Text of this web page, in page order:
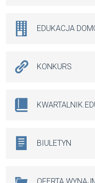
EDUKACJA
KONKURS
BIULETYN